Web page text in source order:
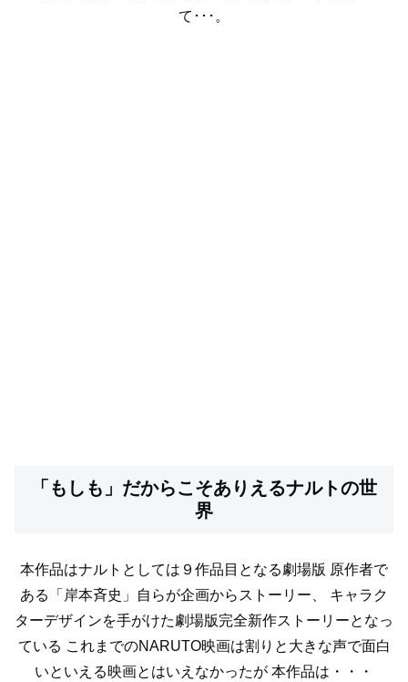
て･･･。
「もしも」だからこそありえるナルトの世
界
本作品はナルトとしては９作品目となる劇場版 原作者で
ある「岸本斉史」自らが企画からストーリー、
キャラク
ターデザインを手がけた劇場版完全新作ストーリーとなっ
ている これまでのNARUTO映画は割りと大きな声で面白
いといえる映画とはいえなかったが 本作品は・・・